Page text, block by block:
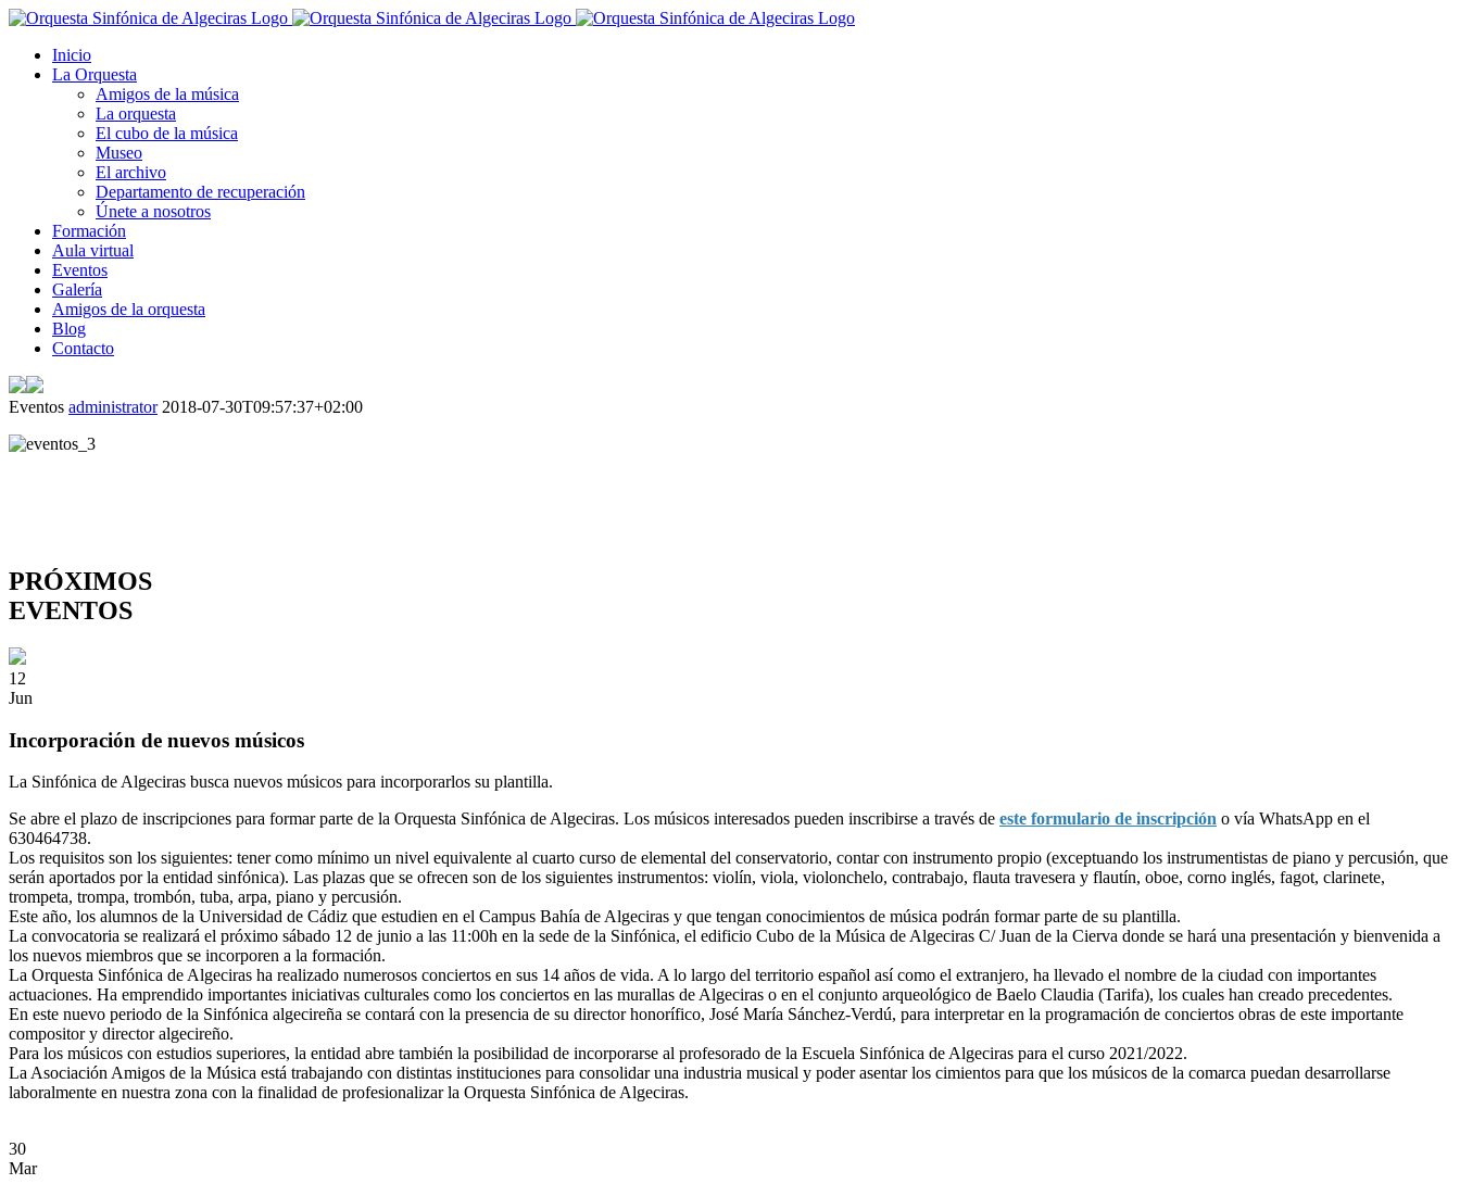
Inicio
La Orquesta
Amigos de la música
La orquesta
El cubo de la música
Museo
El archivo
Departamento de recuperación
Únete a nosotros
Formación
Aula virtual
Eventos
Galería
Amigos de la orquesta
Blog
Contacto
Eventos administrator 2018-07-30T09:57:37+02:00
PRÓXIMOS
EVENTOS
12
Jun
Incorporación de nuevos músicos
La Sinfónica de Algeciras busca nuevos músicos para incorporarlos su plantilla.
Se abre el plazo de inscripciones para formar parte de la Orquesta Sinfónica de Algeciras. Los músicos interesados pueden inscribirse a través de este formulario de inscripción o vía WhatsApp en el
630464738.
Los requisitos son los siguientes: tener como mínimo un nivel equivalente al cuarto curso de elemental del conservatorio, contar con instrumento propio (exceptuando los instrumentistas de piano y percusión, que
serán aportados por la entidad sinfónica). Las plazas que se ofrecen son de los siguientes instrumentos: violín, viola, violonchelo, contrabajo, flauta travesera y flautín, oboe, corno inglés, fagot, clarinete,
trompeta, trompa, trombón, tuba, arpa, piano y percusión.
Este año, los alumnos de la Universidad de Cádiz que estudien en el Campus Bahía de Algeciras y que tengan conocimientos de música podrán formar parte de su plantilla.
La convocatoria se realizará el próximo sábado 12 de junio a las 11:00h en la sede de la Sinfónica, el edificio Cubo de la Música de Algeciras C/ Juan de la Cierva donde se hará una presentación y bienvenida a
los nuevos miembros que se incorporen a la formación.
La Orquesta Sinfónica de Algeciras ha realizado numerosos conciertos en sus 14 años de vida. A lo largo del territorio español así como el extranjero, ha llevado el nombre de la ciudad con importantes
actuaciones. Ha emprendido importantes iniciativas culturales como los conciertos en las murallas de Algeciras o en el conjunto arqueológico de Baelo Claudia (Tarifa), los cuales han creado precedentes.
En este nuevo periodo de la Sinfónica algecireña se contará con la presencia de su director honorífico, José María Sánchez-Verdú, para interpretar en la programación de conciertos obras de este importante
compositor y director algecireño.
Para los músicos con estudios superiores, la entidad abre también la posibilidad de incorporarse al profesorado de la Escuela Sinfónica de Algeciras para el curso 2021/2022.
La Asociación Amigos de la Música está trabajando con distintas instituciones para consolidar una industria musical y poder asentar los cimientos para que los músicos de la comarca puedan desarrollarse
laboralmente en nuestra zona con la finalidad de profesionalizar la Orquesta Sinfónica de Algeciras.
30
Mar